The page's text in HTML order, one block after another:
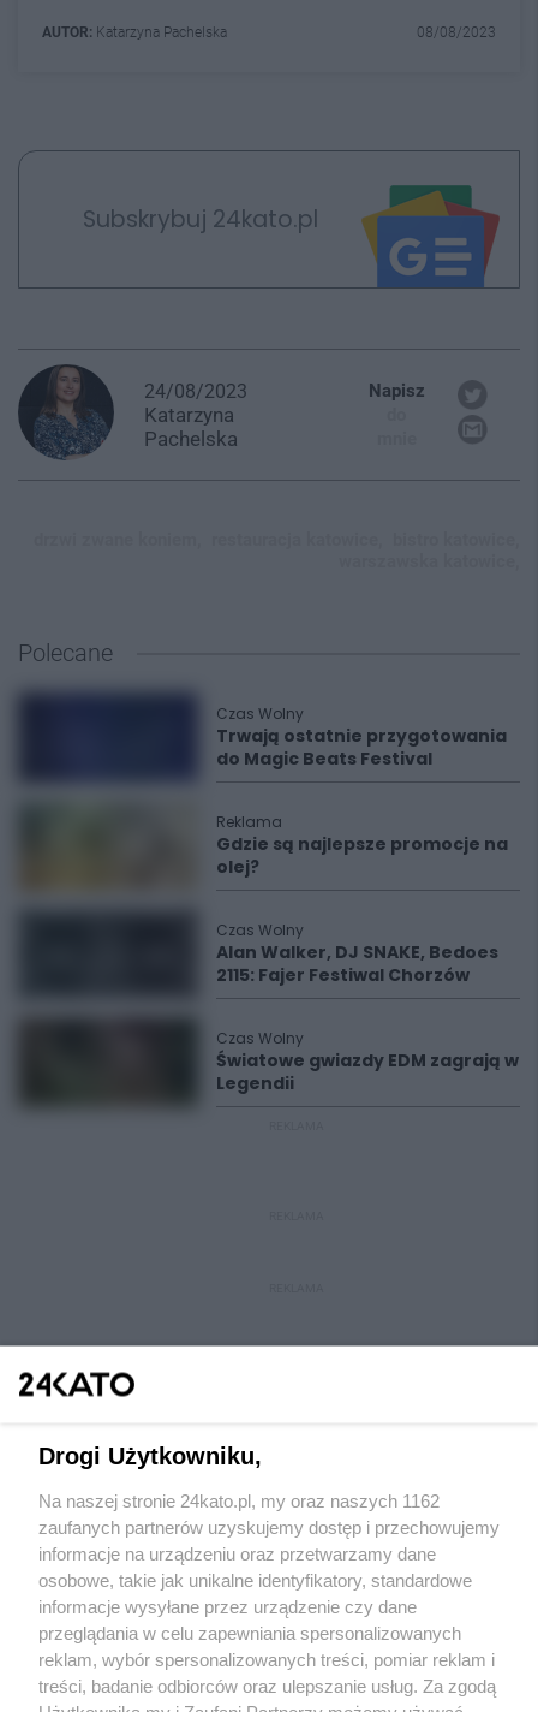
AUTOR: Katarzyna Pachelska 08/08/2023
Subskrybuj 24kato.pl
24/08/2023
Katarzyna
Pachelska
Napisz
Polecane
Czas Wolny
Trwają ostatnie przygotowania
do Magic Beats Festival
Reklama
Gdzie są najlepsze promocje na
olej?
Czas Wolny
Alan Walker, DJ SNAKE, Bedoes
2115: Fajer Festiwal Chorzów
Czas Wolny
Światowe gwiazdy EDM zagrają w
Legendii
Wydawca mediów lokalnych
Nie zapomnij
zapoznać się z:
polityką prywatności regulamin korzystania z portali
Drogi Użytkowniku,
Na naszej stronie 24kato.pl, my oraz naszych 1162
zaufanych partnerów uzyskujemy dostęp i przechowujemy
informacje na urządzeniu oraz przetwarzamy dane
osobowe, takie jak unikalne identyfikatory, standardowe
informacje wysyłane przez urządzenie czy dane
przeglądania w celu zapewniania spersonalizowanych
reklam, wybór spersonalizowanych treści, pomiar reklam i
treści, badanie odbiorców oraz ulepszanie usług. Za zgodą